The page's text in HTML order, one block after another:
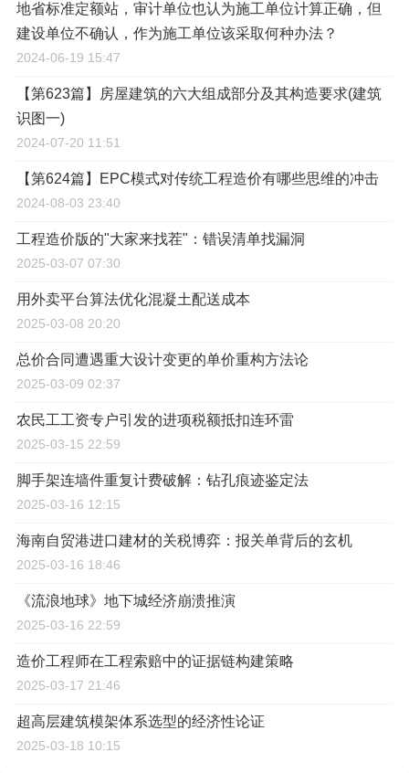
地省标准定额站，审计单位也认为施工单位计算正确，但
建设单位不确认，作为施工单位该采取何种办法？
2024-06-19 15:47
【第623篇】房屋建筑的六大组成部分及其构造要求(建筑
识图一)
2024-07-20 11:51
【第624篇】EPC模式对传统工程造价有哪些思维的冲击
2024-08-03 23:40
工程造价版的"大家来找茬"：错误清单找漏洞
2025-03-07 07:30
用外卖平台算法优化混凝土配送成本
2025-03-08 20:20
总价合同遭遇重大设计变更的单价重构方法论
2025-03-09 02:37
农民工工资专户引发的进项税额抵扣连环雷
2025-03-15 22:59
脚手架连墙件重复计费破解：钻孔痕迹鉴定法
2025-03-16 12:15
海南自贸港进口建材的关税博弈：报关单背后的玄机
2025-03-16 18:46
《流浪地球》地下城经济崩溃推演
2025-03-16 22:59
造价工程师在工程索赔中的证据链构建策略
2025-03-17 21:46
超高层建筑模架体系选型的经济性论证
2025-03-18 10:15